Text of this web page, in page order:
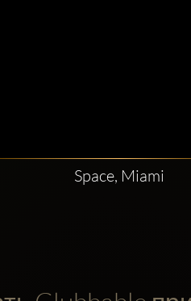
Space, Miami